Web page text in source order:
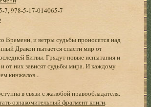
7, 978-5-17-014065-7
Времени, и ветры судьбы проносятся над
Дракон пытается спасти мир от
Битвы. Грядут новые испытания и
от них зависят судьбы мира. И каждому
кинжалов...
в связи с жалобой правообладателя.
ознакомительный фрагмент книги.